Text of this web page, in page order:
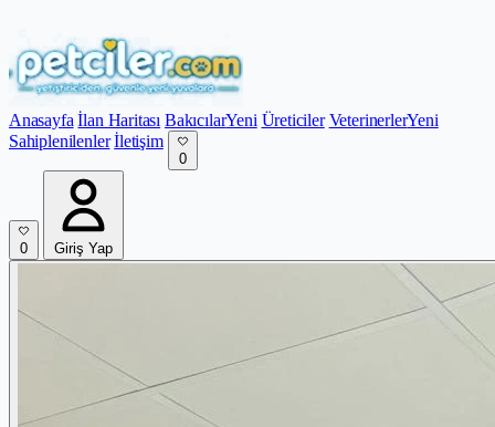
Anasayfa İlan Haritası BakıcılarYeni Üreticiler VeterinerlerYeni
Sahiplenilenler İletişim
0
0 Giriş Yap